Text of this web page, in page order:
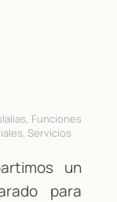
Funciones
Servicios
un
para